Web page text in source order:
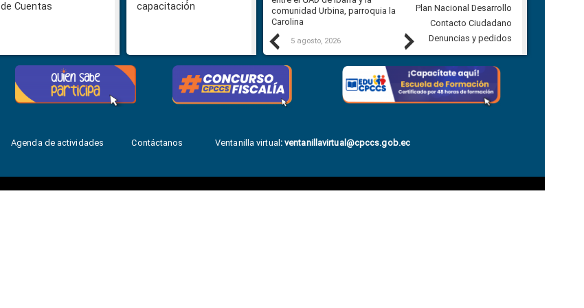
de Cuentas
capacitación
Previous
Selección para la designación de
comunidad Urbina, parroquia la
Carolina
5 agosto, 2026 5 agosto, 2026
Next
Plan Nacional Desarrollo
Contacto Ciudadano
Denuncias y pedidos
Agenda de actividades Contáctanos Ventanilla virtual:ventanillavirtual@cpccs.gob.ec